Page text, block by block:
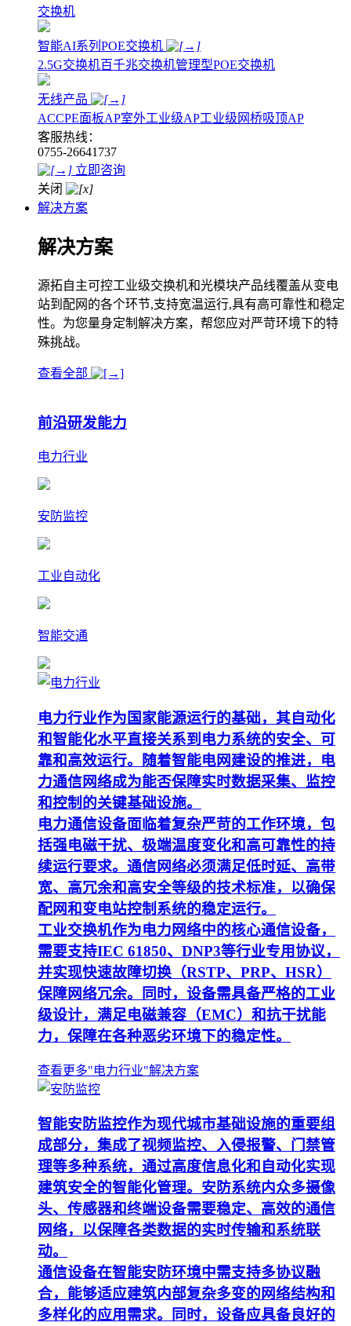
交换机
智能AI系列POE交换机
2.5G交换机百千兆交换机管理型POE交换机
无线产品
ACCPE面板AP室外工业级AP工业级网桥吸顶AP
客服热线：
0755-26641737
立即咨询
关闭
解决方案
解决方案
源拓自主可控工业级交换机和光模块产品线覆盖从变电
站到配网的各个环节,支持宽温运行,具有高可靠性和稳定
性。为您量身定制解决方案，帮您应对严苛环境下的特
殊挑战。
查看全部
前沿研发能力
电力行业
安防监控
工业自动化
智能交通
电力行业作为国家能源运行的基础，其自动化
和智能化水平直接关系到电力系统的安全、可
靠和高效运行。随着智能电网建设的推进，电
力通信网络成为能否保障实时数据采集、监控
和控制的关键基础设施。
电力通信设备面临着复杂严苛的工作环境，包
括强电磁干扰、极端温度变化和高可靠性的持
续运行要求。通信网络必须满足低时延、高带
宽、高冗余和高安全等级的技术标准，以确保
配网和变电站控制系统的稳定运行。
工业交换机作为电力网络中的核心通信设备，
需要支持IEC 61850、DNP3等行业专用协议，
并实现快速故障切换（RSTP、PRP、HSR）
保障网络冗余。同时，设备需具备严格的工业
级设计，满足电磁兼容（EMC）和抗干扰能
力，保障在各种恶劣环境下的稳定性。
查看更多"电力行业"解决方案
智能安防监控作为现代城市基础设施的重要组
成部分，集成了视频监控、入侵报警、门禁管
理等多种系统，通过高度信息化和自动化实现
建筑安全的智能化管理。安防系统内众多摄像
头、传感器和终端设备需要稳定、高效的通信
网络，以保障各类数据的实时传输和系统联
动。
通信设备在智能安防环境中需支持多协议融
合，能够适应建筑内部复杂多变的网络结构和
多样化的应用需求。同时，设备应具备良好的